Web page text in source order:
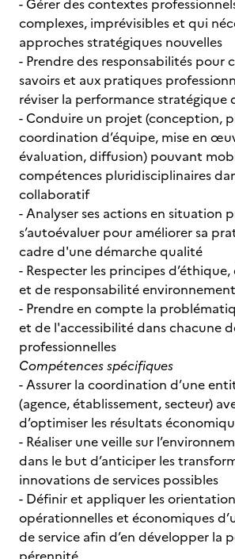
- Gérer des contextes
complexes, imprévisibles et qui
approches stratégiques nouvelles
- Prendre des responsabilités pour
savoirs et aux pratiques
réviser la performance stratégique
- Conduire un projet (conception,
coordination d’équipe, mise en
évaluation, diffusion) pouvant
compétences pluridisciplinaires
collaboratif
- Analyser ses actions en situation
s’autoévaluer pour améliorer sa
cadre d'une démarche qualité
- Respecter les principes
et de responsabilité
- Prendre en compte la
et de l'accessibilité dans chacune
professionnelles
Compétences spécifiques
- Assurer la coordination d’une
(agence, établissement, secteur)
d’optimiser les résultats
- Réaliser une veille sur
dans le but d’anticiper les
innovations de services possibles
- Définir et appliquer les
opérationnelles et économiques
de service afin d’en développer la